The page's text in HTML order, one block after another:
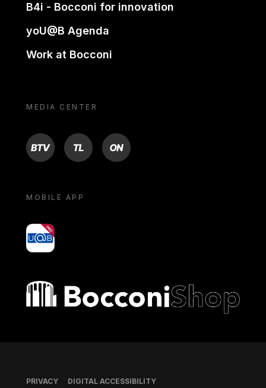
B4i - Bocconi for innovation
yoU@B Agenda
Work at Bocconi
MEDIA CENTER
BTV TL ON
MOBILE APP
yoU@B
Bocconi shop
Footer
PRIVACY DIGITAL ACCESSIBILITY